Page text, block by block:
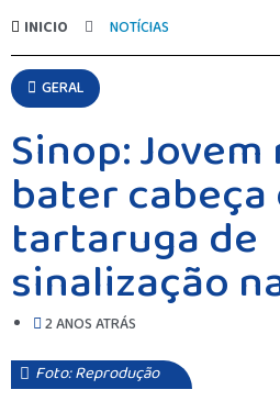
INICIO NOTÍCIAS
GERAL
Sinop:
bater cabeça
tartaruga de
sinalização
2 ANOS ATRÁS
Foto: Reprodução